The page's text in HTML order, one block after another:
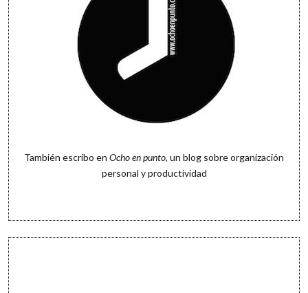
También escribo en Ocho en punto, un blog sobre organización
personal y productividad